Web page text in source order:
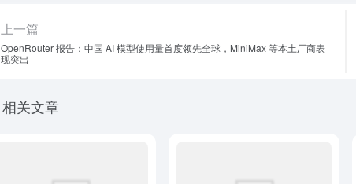
上一篇
OpenRouter 报告：中国 AI 模型使用量首度领先全球，MiniMax 等本土厂商表
现突出
相关文章